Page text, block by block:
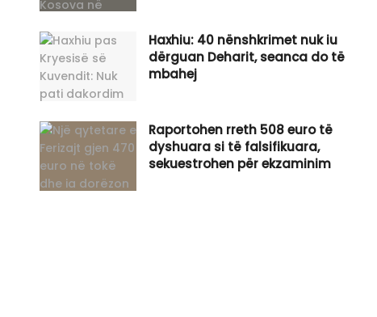
Haxhiu: 40 nënshkrimet nuk iu
dërguan Deharit, seanca do të
mbahej
Raportohen rreth 508 euro të
dyshuara si të falsifikuara,
sekuestrohen për ekzaminim